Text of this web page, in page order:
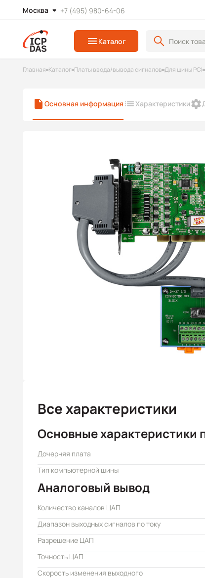
Москва +7 (495) 980-64-06
Каталог
Главная Каталог Платы ввода/вывода сигналов Для шины PCI
Основная информация Характеристики
Все характеристики
Основные характеристики
Дочерняя плата
Тип компьютерной шины
Аналоговый вывод
Количество каналов ЦАП
Диапазон выходных сигналов по току
Разрешение ЦАП
Точность ЦАП
Скорость изменения выходного